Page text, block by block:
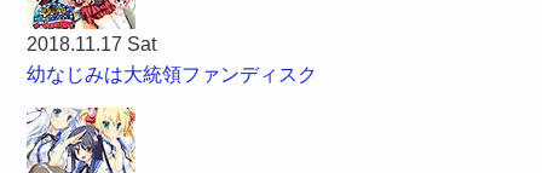
2018.11.17 Sat
幼なじみは大統領ファンディスク